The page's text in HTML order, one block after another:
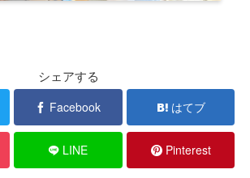
シェアする
Facebook はてブ
LINE Pinterest